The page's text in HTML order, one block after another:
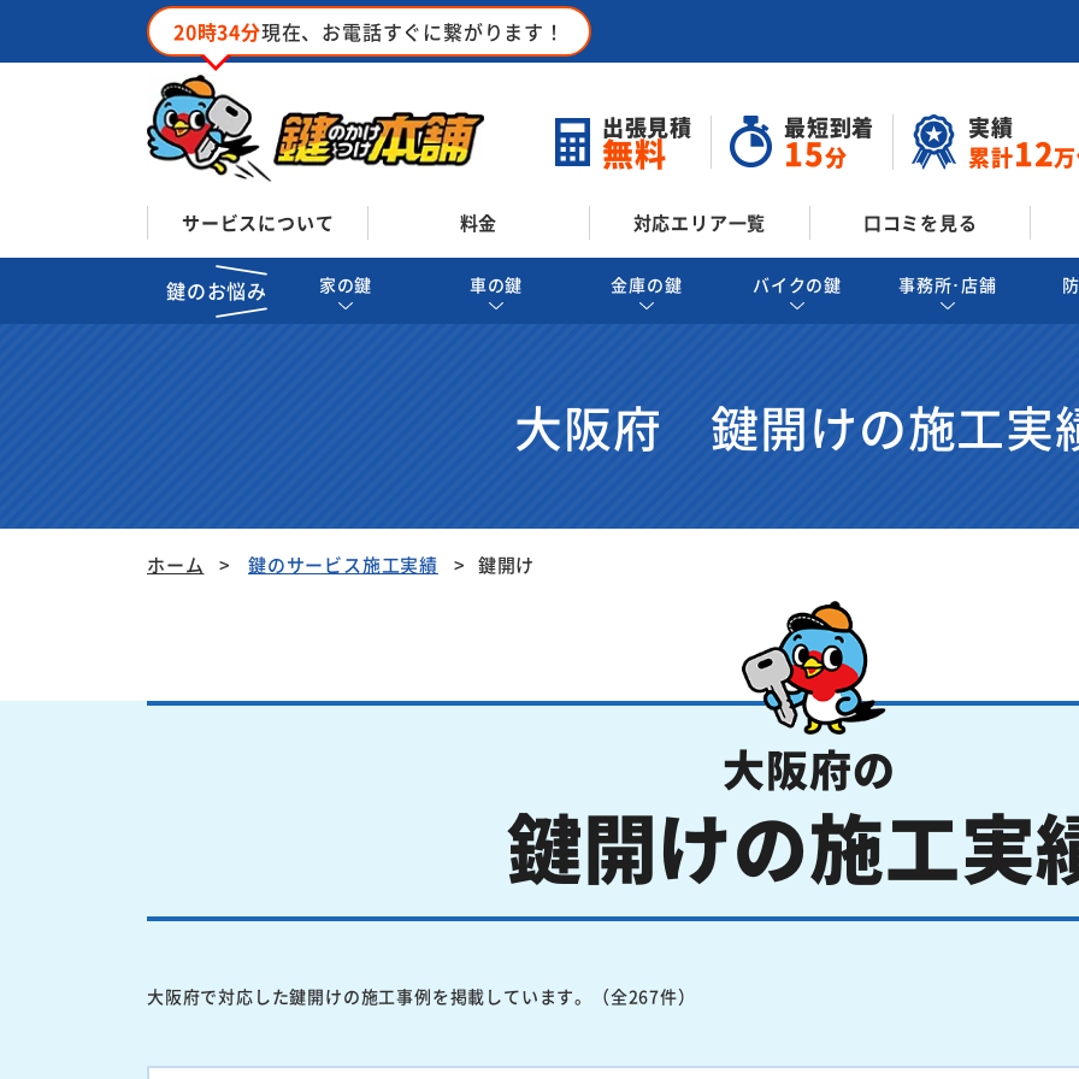
20時34分現在、お電話すぐに繋がります！
出張見積
無料
最短到着
15分
実績
累計12
サービスについて 料金 対応エリア一覧 口コミを見る
鍵のお悩み 家の鍵 車の鍵 金庫の鍵 バイクの鍵 事務所･店舗
大阪府 鍵開けの施工実
ホーム 鍵のサービス施工実績 鍵開け
大阪府の
鍵開けの施工実
大阪府で対応した鍵開けの施工事例を掲載しています。（全267件）